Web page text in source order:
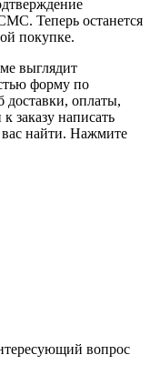
Теперь останется
покупке.
выглядит
форму по
доставки, оплаты,
заказу написать
найти. Нажмите
вопрос